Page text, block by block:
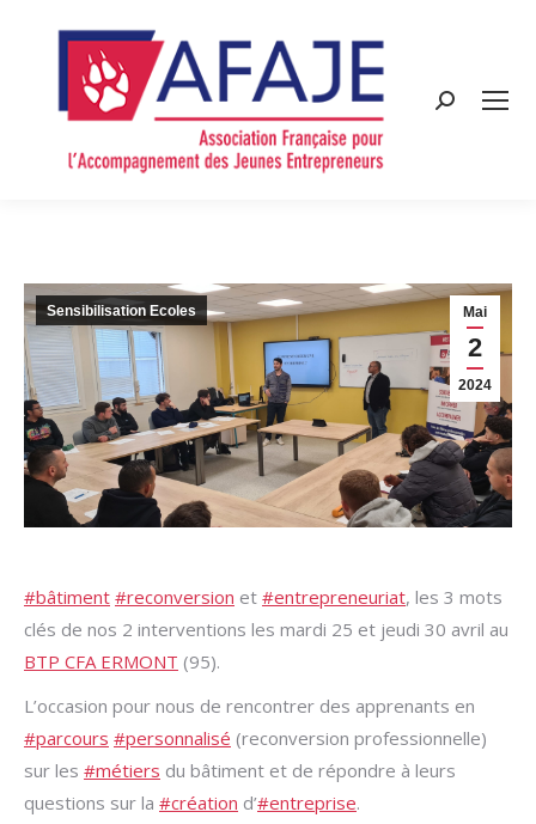
Search:
Mai
2
2024
Sensibilisation Ecoles
#bâtiment #reconversion et #entrepreneuriat, les 3 mots
clés de nos 2 interventions les mardi 25 et jeudi 30 avril au
BTP CFA ERMONT (95).
L’occasion pour nous de rencontrer des apprenants en
#parcours #personnalisé (reconversion professionnelle)
sur les #métiers du bâtiment et de répondre à leurs
questions sur la #création d’#entreprise.